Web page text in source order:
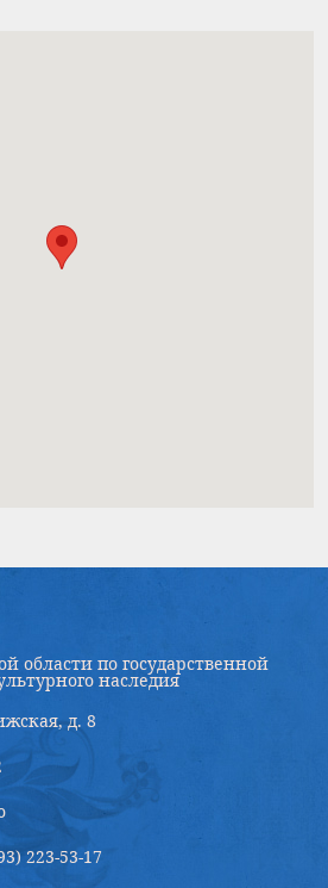
области по государственной
наследия
д. 8
223-53-17